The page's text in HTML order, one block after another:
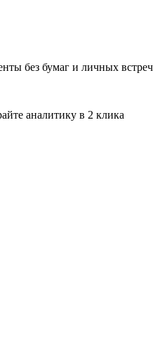
без бумаг и личных встреч
аналитику в 2 клика